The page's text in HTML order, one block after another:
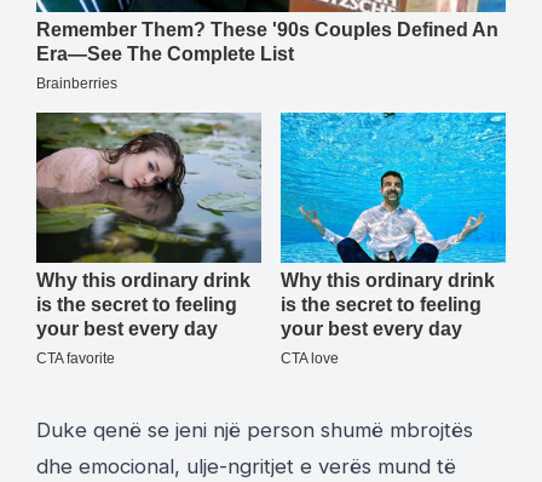
Duke qenë se jeni një person shumë mbrojtës
dhe emocional, ulje-ngritjet e verës mund të